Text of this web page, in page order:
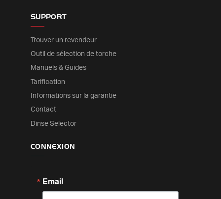
SUPPORT
Trouver un revendeur
Outil de sélection de torche
Manuels & Guides
Tarification
Informations sur la garantie
Contact
Dinse Selector
CONNEXION
Email